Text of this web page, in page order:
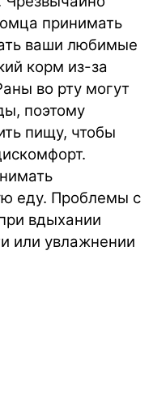
принимать
ваши любимые
корм из-за
во рту могут
поэтому
пищу, чтобы
еду. Проблемы с
вдыхании
или увлажнении